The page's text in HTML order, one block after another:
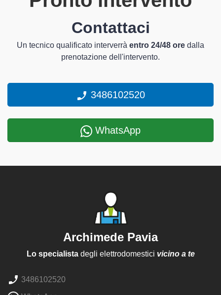
Contattaci
Un tecnico qualificato interverrà entro 24/48 ore dalla
prenotazione dell'intervento.
3486102520
WhatsApp
Archimede Pavia
Lo specialistadegli elettrodomestici vicino a te
3486102520